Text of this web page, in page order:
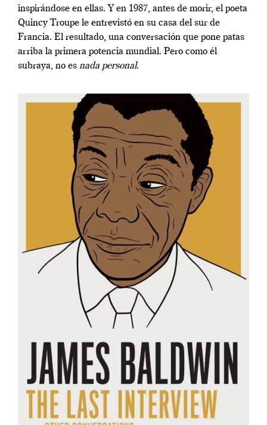
inspirándose en ellas. Y en 1987, antes de morir, el poeta
Quincy Troupe le entrevistó en su casa del sur de
Francia. El resultado, una conversación que pone patas
arriba la primera potencia mundial. Pero como él
subraya, no es nada personal.